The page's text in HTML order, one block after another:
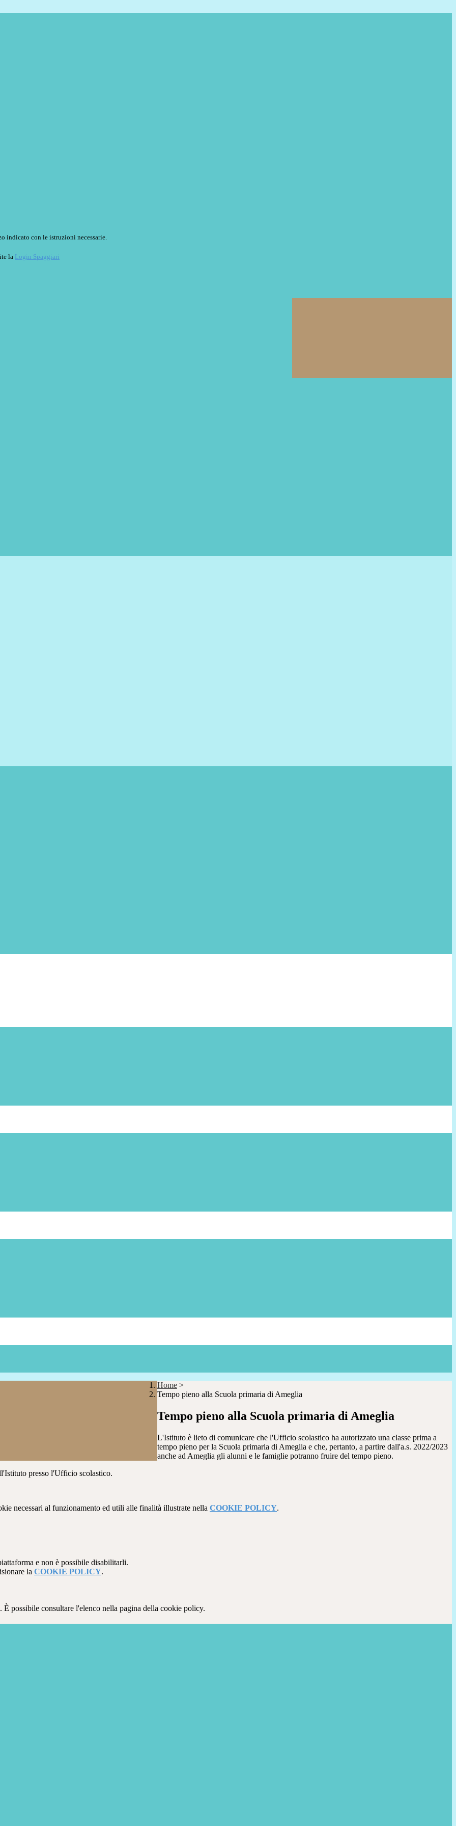
indicato con le istruzioni necessarie.
la Login Spaggiari
Home >
Tempo pieno alla Scuola primaria di Ameglia
Tempo pieno alla Scuola primaria di Ameglia
L'Istituto è lieto di comunicare che l'Ufficio scolastico ha autorizzato una classe prima a
tempo pieno per la Scuola primaria di Ameglia e che, pertanto, a partire dall'a.s. 2022/2023
anche ad Ameglia gli alunni e le famiglie potranno fruire del tempo pieno.
presso l'Ufficio scolastico.
necessari al funzionamento ed utili alle finalità illustrate nella COOKIE POLICY.
e non è possibile disabilitarli.
la COOKIE POLICY.
possibile consultare l'elenco nella pagina della cookie policy.